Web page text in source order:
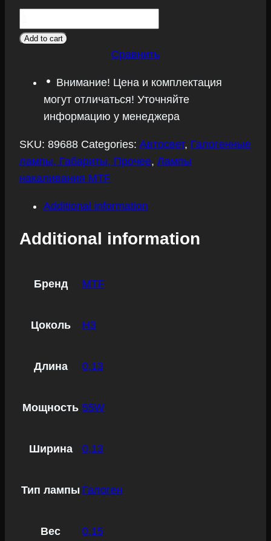
IRIDIUM
Add to cart
Сравнить
Внимание! Цена и комплектация
могут отличаться! Уточняйте
информацию у менеджера
SKU: 89688 Categories: Автосвет, Галогенные
лампы, Габариты, Прочее, Лампы
накаливания MTF
Additional information
Additional information
Бренд MTF
Цоколь H3
Длина 0,13
Мощность 55W
Ширина 0,13
Тип лампы Галоген
Вес 0,15